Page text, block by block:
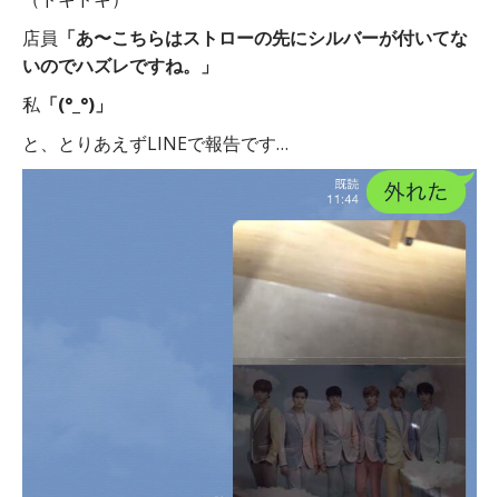
店員 「あ〜こちらはストローの先にシルバーが付いてな
いのでハズレですね。」
私 「(°_°)」
と、とりあえずLINEで報告です…